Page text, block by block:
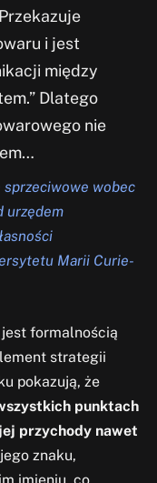
i jest
między
Dlatego
nie
sprzeciwowe wobec
urzędem
Marii Curie-
formalnością
strategii
pokazują, że
punktach
przychody nawet
znaku,